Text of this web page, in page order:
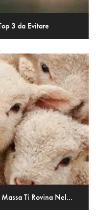
3 da Evitare
Ti Rovina Nel...